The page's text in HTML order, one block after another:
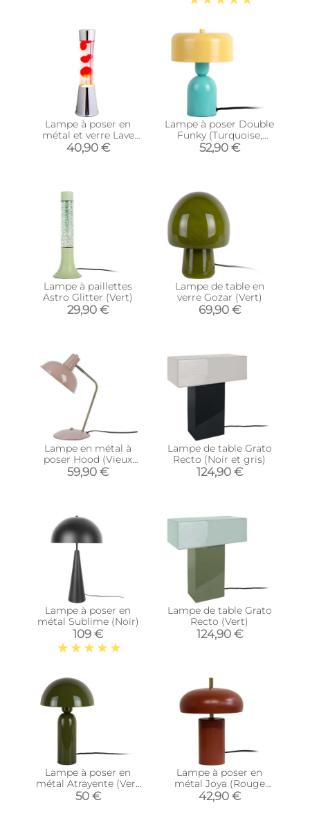
Lampe à poser en
métal et verre Lave
(Rouge)
40,90 €
Lampe à poser Double
Funky (Turquoise,
Jaune)
52,90 €
Lampe à paillettes
Astro Glitter (Vert)
29,90 €
Lampe de table en
verre Gozar (Vert)
69,90 €
Lampe en métal à
poser Hood (Vieux
rose)
59,90 €
Lampe de table Grato
Recto (Noir et gris)
124,90 €
Lampe à poser en
métal Sublime (Noir)
109 €
Lampe de table Grato
Recto (Vert)
124,90 €
Lampe à poser en
métal Atrayente (Vert
armée)
50 €
Lampe à poser en
métal Joya (Rouge
ocre)
42,90 €